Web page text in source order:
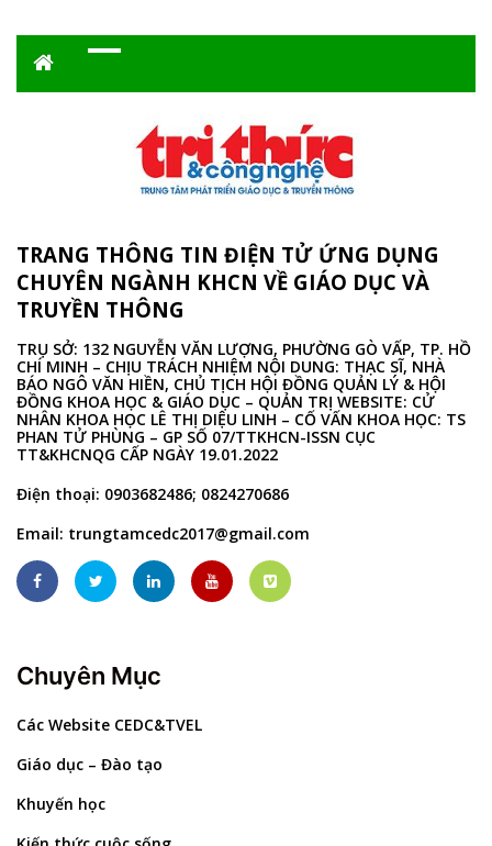
TRANG THÔNG TIN ĐIỆN TỬ ỨNG DỤNG
CHUYÊN NGÀNH KHCN VỀ GIÁO DỤC VÀ
TRUYỀN THÔNG
TRỤ SỞ: 132 NGUYỄN VĂN LƯỢNG, PHƯỜNG GÒ VẤP, TP. HỒ
CHÍ MINH – CHỊU TRÁCH NHIỆM NỘI DUNG: THẠC SĨ, NHÀ
BÁO NGÔ VĂN HIỀN, CHỦ TỊCH HỘI ĐỒNG QUẢN LÝ & HỘI
ĐỒNG KHOA HỌC & GIÁO DỤC – QUẢN TRỊ WEBSITE: CỬ
NHÂN KHOA HỌC LÊ THỊ DIỆU LINH – CỐ VẤN KHOA HỌC: TS
PHAN TỬ PHÙNG – GP SỐ 07/TTKHCN-ISSN CỤC
TT&KHCNQG CẤP NGÀY 19.01.2022
Điện thoại: 0903682486; 0824270686
Email: trungtamcedc2017@gmail.com
Chuyên Mục
Các Website CEDC&TVEL
Giáo dục – Đào tạo
Khuyến học